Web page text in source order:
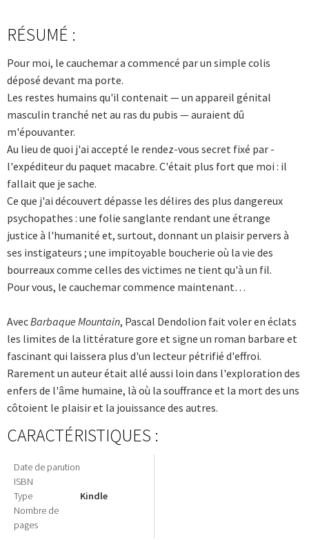
RÉSUMÉ :
Pour moi, le cauchemar a commencé par un simple colis
déposé devant ma porte.
Les restes humains qu'il contenait — un appareil génital
masculin tranché net au ras du pubis — auraient dû
m'épouvanter.
Au lieu de quoi j'ai accepté le rendez-vous secret fixé par ­
l'expéditeur du paquet macabre. C'était plus fort que moi : il
fallait que je sache.
Ce que j'ai découvert dépasse les délires des plus dangereux
psychopathes : une folie sanglante rendant une étrange
justice à l'humanité et, surtout, donnant un plaisir pervers à
ses instigateurs ; une impitoyable boucherie où la vie des
bourreaux comme celles des victimes ne tient qu'à un fil.
Pour vous, le cauchemar commence maintenant…
AvecBarbaque Mountain, Pascal Dendolion fait voler en éclats
les limites de la littérature gore et signe un roman barbare et
fascinant qui laissera plus d'un lecteur pétrifié d'effroi.
Rarement un auteur était allé aussi loin dans l'exploration des
enfers de l'âme humaine, là où la souffrance et la mort des uns
côtoient le plaisir et la jouissance des autres.
CARACTÉRISTIQUES :
Date de parution
ISBN
Type
Nombre de
pages
Kindle